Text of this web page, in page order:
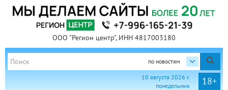
ООО "Регион центр", ИНН 4817003180
по новостям
18+
10 августа 2026 г.
понедельник